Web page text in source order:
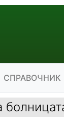
СПРАВОЧНИК